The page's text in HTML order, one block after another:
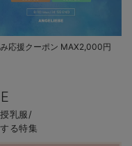
応援クーポン MAX2,000円
乳服/
る特集